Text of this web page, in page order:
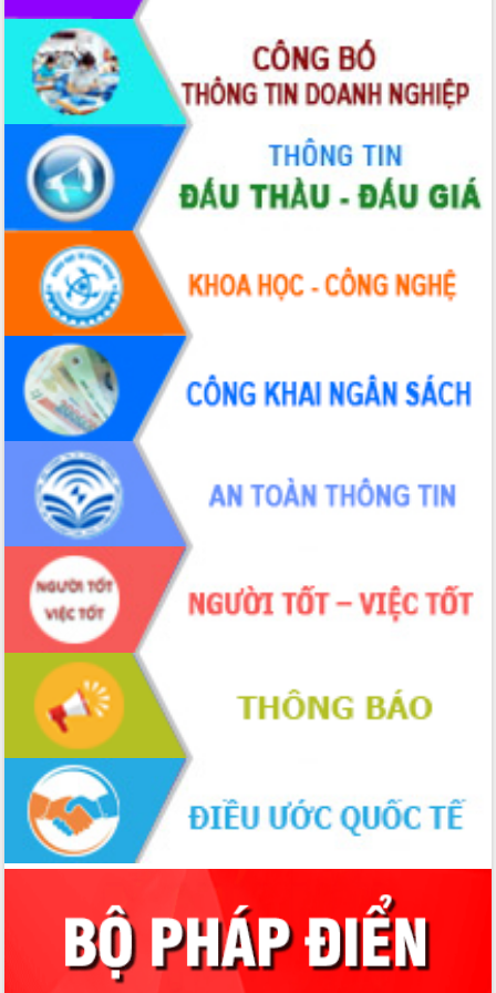
Hội thảo khoa học “Giải pháp thúc đẩy
phát triển nền kinh tế xanh tại tỉnh
Đắk Lắk”
Tăng cường giám sát, đôn đốc thực
hiện nhiệm vụ quản lý tài sản công
hàng tuần
Tháo gỡ những vướng mắc, đẩy mạnh
công tác cải cách thủ tục hành chính
tại Trung tâm Phục vụ hành chính
công tỉnh
Đắk Lắk: Tôn vinh 46 giải pháp tại Hội
thi Sáng tạo Kỹ thuật 2024 - 2025
Đắk Lắk rà soát, điều chỉnh Đề án 190
về phát triển nuôi trồng thủy sản
Phó Chủ tịch UBND tỉnh Đắk Lắk
Trương Công Thái kiểm tra thực địa
Dự án cao tốc Khánh Hòa - Buôn Ma
Thuột
Định vị cà phê Việt Nam như một “di
sản sống” trong dòng chảy toàn cầu
Xây dựng nông thôn mới: Nâng cao đời
sống người dân từ những mô hình thiết
thực
Quyết liệt tháo gỡ vướng mắc, đẩy
nhanh tiến độ các dự án trọng điểm
trong Khu kinh tế Nam Phú Yên
Hòn Yến phát triển du lịch gắn với bảo
tồn biển
Lấy ý kiến điều chỉnh Quy hoạch tỉnh
Đắk Lắk thời kỳ 2021-2030, tầm nhìn
đến năm 2050
Phát động chiến dịch 30 ngày đêm
giải phóng mặt bằng Tuyến đường bộ
ven biển
Đắk Lắk nỗ lực thúc đẩy tăng trưởng
kinh tế từ 10% trở lên trong Quý
Đắk Lắk ký kết thỏa thuận hợp tác về
chuyển đổi số giai đoạn 2026 – 2030
với Tập đoàn Bưu chính Viễn thông